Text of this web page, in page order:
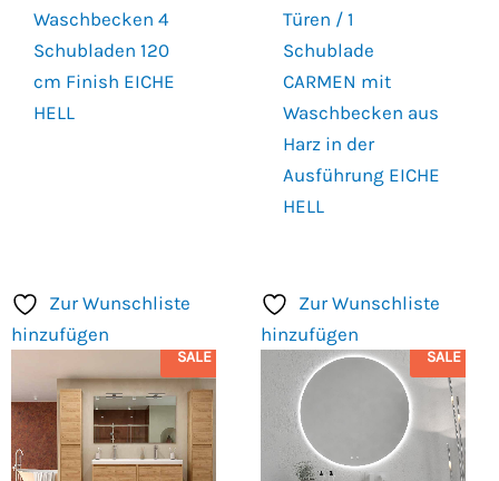
Waschbecken 4
Schubladen 120
cm Finish EICHE
HELL
Türen / 1
Schublade
CARMEN mit
Waschbecken aus
Harz in der
Ausführung EICHE
HELL
Zur Wunschliste
hinzufügen
SALE
Zur Wunschliste
hinzufügen
SALE